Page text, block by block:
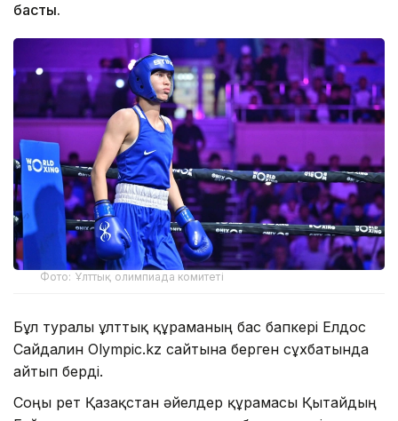
басты.
Фото: Ұлттық олимпиада комитеті
Бұл туралы ұлттық құраманың бас бапкері Елдос
Сайдалин Olympic.kz сайтына берген сұхбатында
айтып берді.
Соңғы рет Қазақстан әйелдер құрамасы Қытайдың